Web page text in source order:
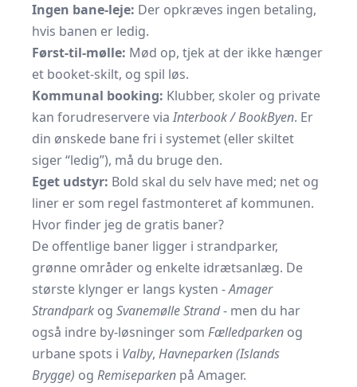
Ingen bane-leje: Der opkræves ingen betaling,
hvis banen er ledig.
Først-til-mølle: Mød op, tjek at der ikke hænger
et booket-skilt, og spil løs.
Kommunal booking: Klubber, skoler og private
kan forudreservere viaInterbook / BookByen. Er
din ønskede bane fri i systemet (eller skiltet
siger “ledig”), må du bruge den.
Eget udstyr: Bold skal du selv have med; net og
liner er som regel fastmonteret af kommunen.
Hvor finder jeg de gratis baner?
De offentlige baner ligger i strandparker,
grønne områder og enkelte idrætsanlæg. De
største klynger er langs kysten -Amager
Strandpark og Svanemølle Strand- men du har
også indre by-løsninger som Fælledparken og
urbane spots i Valby, Havneparken (Islands
Brygge) og Remiseparken på Amager.